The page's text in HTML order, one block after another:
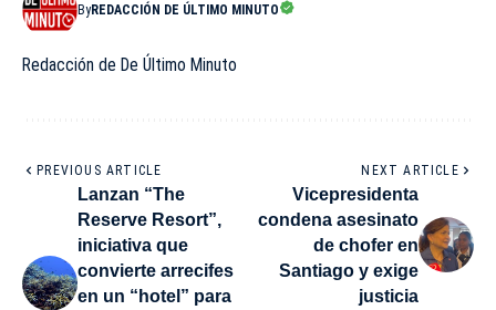
ByREDACCIÓN DE ÚLTIMO MINUTO
Redacción de De Último Minuto
PREVIOUS ARTICLE
Lanzan “The
Reserve Resort”,
iniciativa que
convierte arrecifes
en un “hotel” para
NEXT ARTICLE
Vicepresidenta
condena asesinato
de chofer en
Santiago y exige
justicia